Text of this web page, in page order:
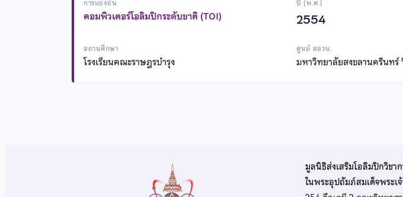
การแข่งขัน
คอมพิวเตอร์โอลิมปิกระดับชาติ (TOI)
ปี (พ.ศ.)
2554
สถานศึกษา
โรงเรียนคณะราษฎรบำรุง
ศูนย์ สอวน.
มหาวิทยาลัยสงขลานครินทร์
มูลนิธิส่งเสริมโอลิมปิกวิช
ในพระอุปถัมภ์สมเด็จพระ